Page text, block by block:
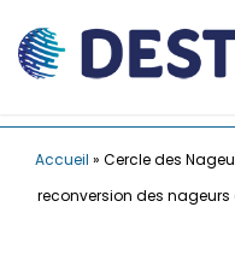
Accueil » Cercle des
reconversion des